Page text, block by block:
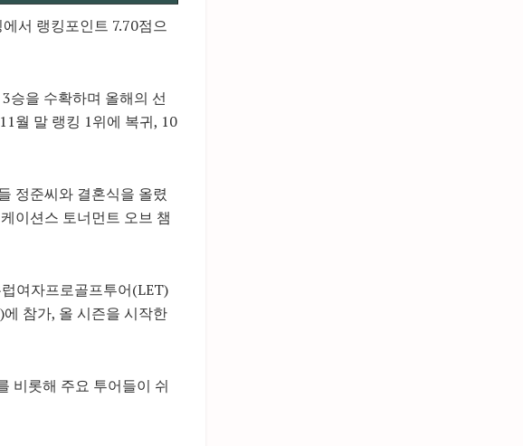
서 랭킹포인트 7.70점으
승을 수확하며 올해의 선
월 말 랭킹 1위에 복귀, 10
정준씨와 결혼식을 올렸
이션스 토너먼트 오브 챔
여자프로골프투어(LET)
참가, 올 시즌을 시작한
비롯해 주요 투어들이 쉬